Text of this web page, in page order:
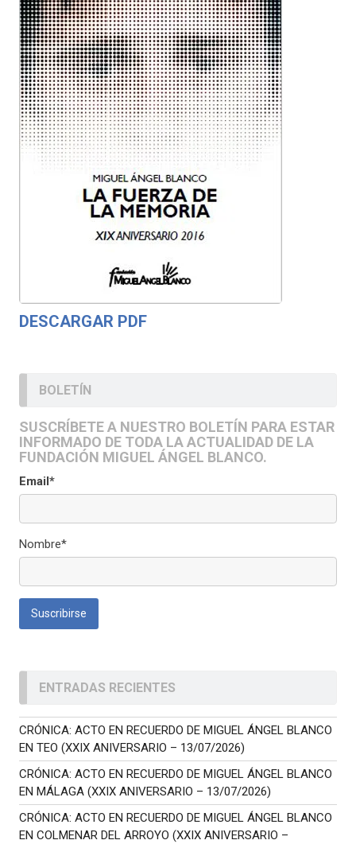
DESCARGAR PDF
BOLETÍN
SUSCRÍBETE A NUESTRO BOLETÍN PARA ESTAR
INFORMADO DE TODA LA ACTUALIDAD DE LA
FUNDACIÓN MIGUEL ÁNGEL BLANCO.
Email*
Nombre*
ENTRADAS RECIENTES
CRÓNICA: ACTO EN RECUERDO DE MIGUEL ÁNGEL BLANCO
EN TEO (XXIX ANIVERSARIO – 13/07/2026)
CRÓNICA: ACTO EN RECUERDO DE MIGUEL ÁNGEL BLANCO
EN MÁLAGA (XXIX ANIVERSARIO – 13/07/2026)
CRÓNICA: ACTO EN RECUERDO DE MIGUEL ÁNGEL BLANCO
EN COLMENAR DEL ARROYO (XXIX ANIVERSARIO –